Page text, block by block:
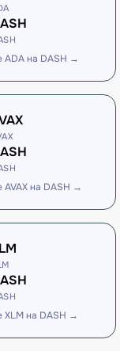
ADA на DASH →
AVAX на DASH →
XLM на DASH →